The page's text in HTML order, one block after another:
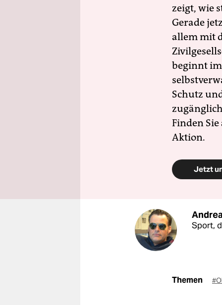
zeigt, wie
Gerade
allem mit
beginnt
Schutz
Finden
Aktion.
Jetzt
Sport,
Themen